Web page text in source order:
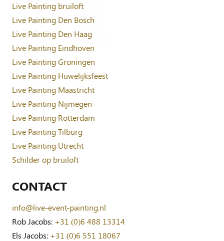
Live Painting bruiloft
Live Painting Den Bosch
Live Painting Den Haag
Live Painting Eindhoven
Live Painting Groningen
Live Painting Huwelijksfeest
Live Painting Maastricht
Live Painting Nijmegen
Live Painting Rotterdam
Live Painting Tilburg
Live Painting Utrecht
Schilder op bruiloft
CONTACT
info@live-event-painting.nl
Rob Jacobs: +31 (0)6 488 13314
Els Jacobs: +31 (0)6 551 18067